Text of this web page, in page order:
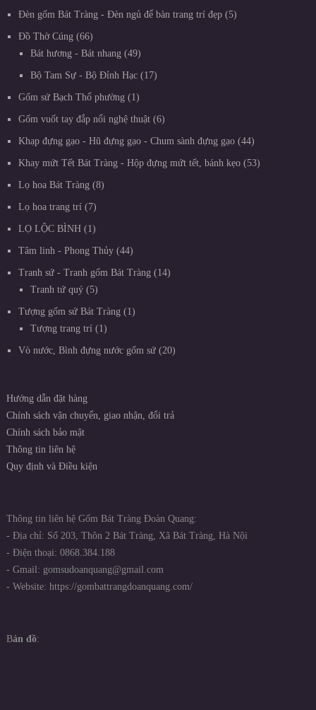
Đèn gốm Bát Tràng - Đèn ngủ để bàn trang trí đẹp 5
Đồ Thờ Cúng
66
Bát hương - Bát nhang
49
Bộ Tam Sự - Bộ Đỉnh Hạc 17
Gốm sứ Bạch Thổ phường 1
Gốm vuốt tay đắp nổi nghệ thuật 6
Khạp đựng gạo - Hũ đựng gạo - Chum sành đựng gạo 44
Khay mứt Tết Bát Tràng - Hộp đựng mứt tết, bánh kẹo 53
Lọ hoa Bát Tràng 8
Lọ hoa trang trí 7
LỌ LỘC BÌNH 1
Tâm linh - Phong Thủy 44
Tranh sứ - Tranh gốm Bát Tràng
14
Tranh tứ quý
5
Tượng gốm sứ Bát Tràng
1
Tượng trang trí
1
Vò nước, Bình đựng nước gốm sứ 20
Hướng dẫn đặt hàng
Chính sách vận chuyển, giao nhận, đổi trả
Chính sách bảo mật
Thông tin liên hệ
Quy định và Điều kiện
Thông tin liên hệ Gốm Bát Tràng Đoàn Quang:
- Địa chỉ: Số 203, Thôn 2 Bát Tràng, Xã Bát Tràng, Hà Nội
- Điện thoại: 0868.384.188
- Gmail: gomsudoanquang@gmail.com
- Website: https://gombattrangdoanquang.com/
Bản đồ: